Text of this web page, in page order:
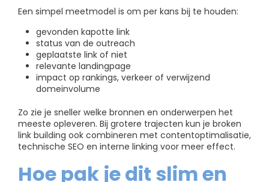
Een simpel meetmodel is om per kans bij te houden:
gevonden kapotte link
status van de outreach
geplaatste link of niet
relevante landingpage
impact op rankings, verkeer of verwijzend
domeinvolume
Zo zie je sneller welke bronnen en onderwerpen het
meeste opleveren. Bij grotere trajecten kun je broken
link building ook combineren met contentoptimalisatie,
technische SEO en interne linking voor meer effect.
Hoe pak je dit slim en